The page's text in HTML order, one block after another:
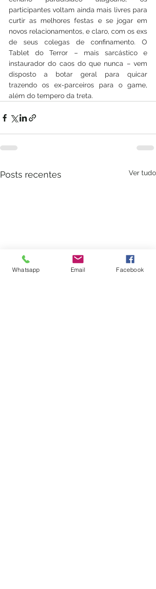
participantes voltam ainda mais livres para
curtir as melhores festas e se jogar em
novos relacionamentos, e claro, com os exs
de seus colegas de confinamento. O
Tablet do Terror – mais sarcástico e
instaurador do caos do que nunca – vem
disposto a botar geral para quicar
trazendo os ex-parceiros para o game,
além do tempero da treta.
Posts recentes Ver tudo
Whatsapp Email Facebook